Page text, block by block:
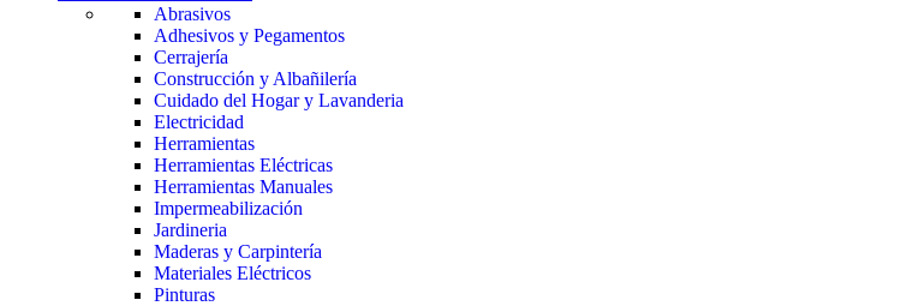
Abrasivos
Adhesivos y Pegamentos
Cerrajería
Construcción y Albañilería
Cuidado del Hogar y Lavanderia
Electricidad
Herramientas
Herramientas Eléctricas
Herramientas Manuales
Impermeabilización
Jardineria
Maderas y Carpintería
Materiales Eléctricos
Pinturas